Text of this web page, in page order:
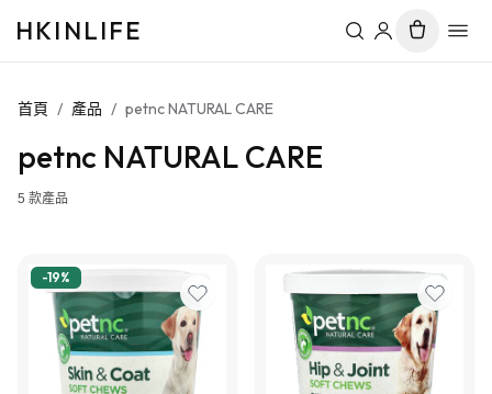
HKINLIFE
首頁 / 產品 / petnc NATURAL CARE
petnc NATURAL CARE
5 款產品
-19%